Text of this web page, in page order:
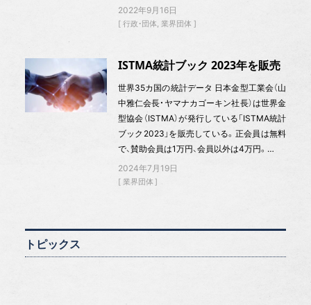
2022年9月16日
行政・団体 業界団体
ISTMA統計ブック 2023年を販売
世界35カ国の統計データ 日本金型工業会（山
中雅仁会長・ヤマナカゴーキン社長）は世界金
型協会（ISTMA）が発行している「ISTMA統計
ブック2023」を販売している。正会員は無料
で、賛助会員は1万円、会員以外は4万円。…
2024年7月19日
業界団体
トピックス